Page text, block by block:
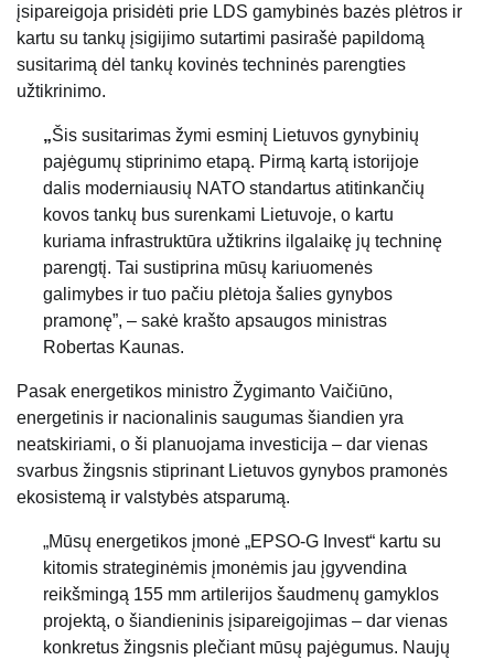
įsipareigoja prisidėti prie LDS gamybinės bazės plėtros ir
kartu su tankų įsigijimo sutartimi pasirašė papildomą
susitarimą dėl tankų kovinės techninės parengties
užtikrinimo.
„Šis susitarimas žymi esminį Lietuvos gynybinių
pajėgumų stiprinimo etapą. Pirmą kartą istorijoje
dalis moderniausių NATO standartus atitinkančių
kovos tankų bus surenkami Lietuvoje, o kartu
kuriama infrastruktūra užtikrins ilgalaikę jų techninę
parengtį. Tai sustiprina mūsų kariuomenės
galimybes ir tuo pačiu plėtoja šalies gynybos
pramonę”, – sakė krašto apsaugos ministras
Robertas Kaunas.
Pasak energetikos ministro Žygimanto Vaičiūno,
energetinis ir nacionalinis saugumas šiandien yra
neatskiriami, o ši planuojama investicija – dar vienas
svarbus žingsnis stiprinant Lietuvos gynybos pramonės
ekosistemą ir valstybės atsparumą.
„Mūsų energetikos įmonė „EPSO-G Invest“ kartu su
kitomis strateginėmis įmonėmis jau įgyvendina
reikšmingą 155 mm artilerijos šaudmenų gamyklos
projektą, o šiandieninis įsipareigojimas – dar vienas
konkretus žingsnis plečiant mūsų pajėgumus. Naujų